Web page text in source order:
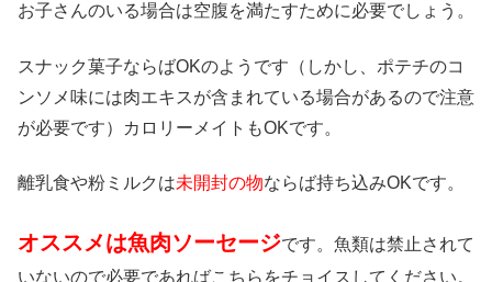
お子さんのいる場合は空腹を満たすために必要でしょう。
スナック菓子ならばOKのようです（しかし、ポテチのコ
ンソメ味には肉エキスが含まれている場合があるので注意
が必要です）カロリーメイトもOKです。
離乳食や粉ミルクは未開封の物ならば持ち込みOKです。
オススメは魚肉ソーセージです。魚類は禁止されて
いないので必要であればこちらをチョイスしてください。